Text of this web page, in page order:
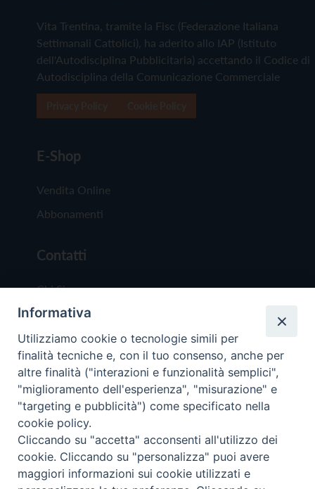
Vita Trentina, tramite la Fisc (Federazione Italiana
Settimanali Cattolici), ha aderito allo IAP (Istituto
dell'Autodisciplina Pubblicitaria) accettando il Codice di
Autodisciplina della Comunicazione Commerciale
E-Shop
Vendita Online
Abbonamenti
Contatti
Chi Siamo
Redazione
Scrivici
Copyright © 2019 - Tutti i diritti riservati - Vita
Trentina Editrice
Privacy Policy
Informativa
Utilizziamo cookie o tecnologie simili per
finalità tecniche e, con il tuo consenso, anche per
altre finalità ("interazioni e funzionalità semplici",
"miglioramento dell'esperienza", "misurazione" e
"targeting e pubblicità") come specificato nella
cookie policy.
Cliccando su "accetta" acconsenti all'utilizzo dei
cookie. Cliccando su "personalizza" puoi avere
maggiori informazioni sui cookie utilizzati e